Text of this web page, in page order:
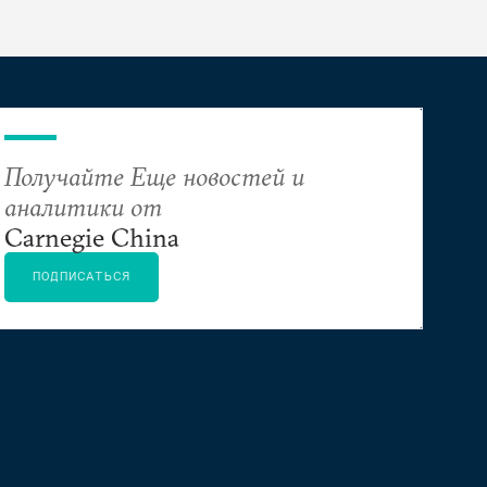
Получайте Еще новостей и
аналитики от
Carnegie China
ПОДПИСАТЬСЯ